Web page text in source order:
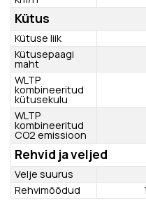
Pakiruumi maht
(tagaistme
seljatugi kokku
klapitud)
Massid
Tühimass
Täismass
Sõiduomadused
Tippkiirus
Kiirendus 0-100
km/h